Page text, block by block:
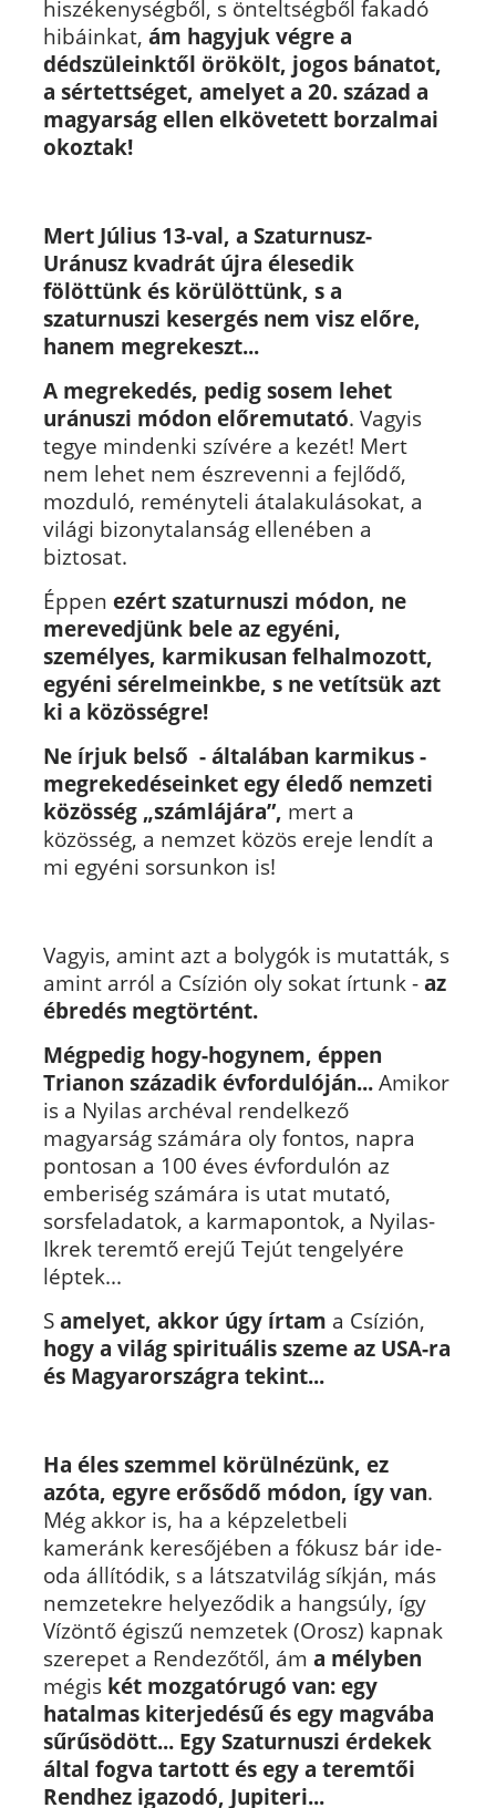
hiszékenységből, s önteltségből fakadó
hibáinkat, ám hagyjuk végre a
dédszüleinktől örökölt, jogos bánatot,
a sértettséget, amelyet a 20. század a
magyarság ellen elkövetett borzalmai
okoztak!
Mert Július 13-val, a Szaturnusz-
Uránusz kvadrát újra élesedik
fölöttünk és körülöttünk, s a
szaturnuszi kesergés nem visz előre,
hanem megrekeszt...
A megrekedés, pedig sosem lehet
uránuszi módon előremutató. Vagyis
tegye mindenki szívére a kezét! Mert
nem lehet nem észrevenni a fejlődő,
mozduló, reményteli átalakulásokat, a
világi bizonytalanság ellenében a
biztosat.
Éppen ezért szaturnuszi módon, ne
merevedjünk bele az egyéni,
személyes, karmikusan felhalmozott,
egyéni sérelmeinkbe, s ne vetítsük azt
ki a közösségre!
Ne írjuk belső - általában karmikus -
megrekedéseinket egy éledő nemzeti
közösség „számlájára”, mert a
közösség, a nemzet közös ereje lendít a
mi egyéni sorsunkon is!
Vagyis, amint azt a bolygók is mutatták, s
amint arról a Csízión oly sokat írtunk - az
ébredés megtörtént.
Mégpedig hogy-hogynem, éppen
Trianon századik évfordulóján... Amikor
is a Nyilas archéval rendelkező
magyarság számára oly fontos, napra
pontosan a 100 éves évfordulón az
emberiség számára is utat mutató,
sorsfeladatok, a karmapontok, a Nyilas-
Ikrek teremtő erejű Tejút tengelyére
léptek...
S amelyet, akkor úgy írtam a Csízión,
hogy a világ spirituális szeme az USA-ra
és Magyarországra tekint...
Ha éles szemmel körülnézünk, ez
azóta, egyre erősődő módon, így van.
Még akkor is, ha a képzeletbeli
kameránk keresőjében a fókusz bár ide-
oda állítódik, s a látszatvilág síkján, más
nemzetekre helyeződik a hangsúly, így
Vízöntő égiszű nemzetek (Orosz) kapnak
szerepet a Rendezőtől, ám a mélyben
mégis két mozgatórugó van: egy
hatalmas kiterjedésű és egy magvába
sűrűsödött... Egy Szaturnuszi érdekek
által fogva tartott és egy a teremtői
Rendhez igazodó, Jupiteri...